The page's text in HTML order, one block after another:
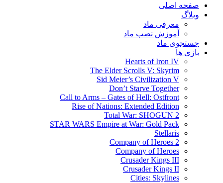
صفحه اصلی
وبلاگ
معرفی ماد
آموزش نصب ماد
جستجوی ماد
بازی ها
Hearts of Iron IV
The Elder Scrolls V: Skyrim
Sid Meier’s Civilization V
Don’t Starve Together
Call to Arms – Gates of Hell: Ostfront
Rise of Nations: Extended Edition
Total War: SHOGUN 2
STAR WARS Empire at War: Gold Pack
Stellaris
Company of Heroes 2
Company of Heroes
Crusader Kings III
Crusader Kings II
Cities: Skylines